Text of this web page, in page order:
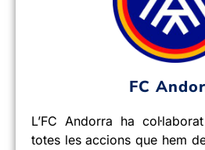
FC
L’FC Andorra ha
totes les accions que hem